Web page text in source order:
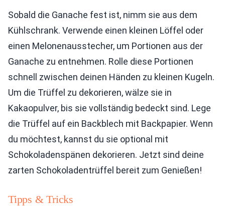
Sobald die Ganache fest ist, nimm sie aus dem
Kühlschrank. Verwende einen kleinen Löffel oder
einen Melonenausstecher, um Portionen aus der
Ganache zu entnehmen. Rolle diese Portionen
schnell zwischen deinen Händen zu kleinen Kugeln.
Um die Trüffel zu dekorieren, wälze sie in
Kakaopulver, bis sie vollständig bedeckt sind. Lege
die Trüffel auf ein Backblech mit Backpapier. Wenn
du möchtest, kannst du sie optional mit
Schokoladenspänen dekorieren. Jetzt sind deine
zarten Schokoladentrüffel bereit zum Genießen!
Tipps & Tricks